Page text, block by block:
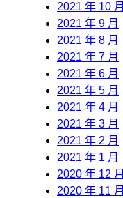
2021 年 10 月
2021 年 9 月
2021 年 8 月
2021 年 7 月
2021 年 6 月
2021 年 5 月
2021 年 4 月
2021 年 3 月
2021 年 2 月
2021 年 1 月
2020 年 12 月
2020 年 11 月